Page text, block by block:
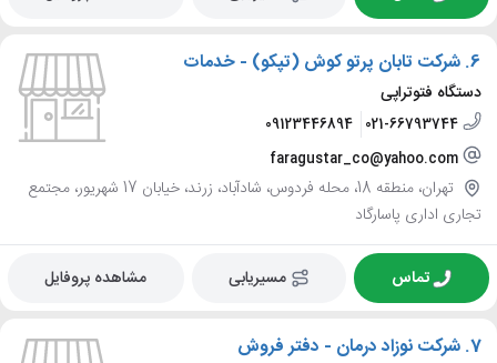
6. شرکت تابان پرتو کوش (تپکو) - خدمات
دستگاه فتوتراپی
021-66793744
09123446894
faragustar_co@yahoo.com
تهران، منطقه 18، محله فردوس، شادآباد، زرند، خیابان 17 شهریور، مجتمع
تجاری اداری پاسارگاد
تماس مسیریابی مشاهده پروفایل
7. شرکت نوزاد درمان - دفتر فروش